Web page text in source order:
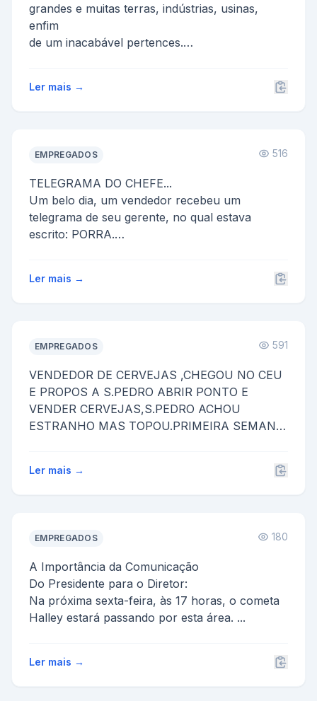
grandes e muitas terras, indústrias, usinas,
enfim
de um inacabável pertences.
Ler mais →
EMPREGADOS 516
TELEGRAMA DO CHEFE...
Um belo dia, um vendedor recebeu um
telegrama de seu gerente, no qual estava
escrito: PORRA.
Ler mais →
EMPREGADOS 591
VENDEDOR DE CERVEJAS ,CHEGOU NO CEU
E PROPOS A S.PEDRO ABRIR PONTO E
VENDER CERVEJAS,S.PEDRO ACHOU
ESTRANHO MAS TOPOU.PRIMEIRA SEMANA
Ler mais →
EMPREGADOS 180
A Importância da Comunicação
Do Presidente para o Diretor:
Na próxima sexta-feira, às 17 horas, o cometa
Halley estará passando por esta área. ...
Ler mais →